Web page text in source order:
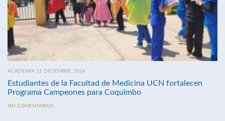
ACADEMIA 21 DICIEMBRE, 2024
Estudiantes de la Facultad de Medicina UCN fortalecen
Programa Campeones para Coquimbo
SIN COMENTARIOS